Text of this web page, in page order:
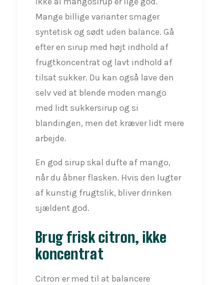
Mange billige varianter smager
syntetisk og sødt uden balance. Gå
efter en sirup med højt indhold af
frugtkoncentrat og lavt indhold af
tilsat sukker. Du kan også lave den
selv ved at blende moden mango
med lidt sukkersirup og si
blandingen, men det kræver lidt mere
arbejde.
En god sirup skal dufte af mango,
når du åbner flasken. Hvis den lugter
af kunstig frugtslik, bliver drinken
sjældent god.
Brug frisk citron, ikke
koncentrat
Citron er med til at balancere